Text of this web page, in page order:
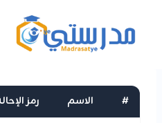
المحتوى
# الاسم رمز